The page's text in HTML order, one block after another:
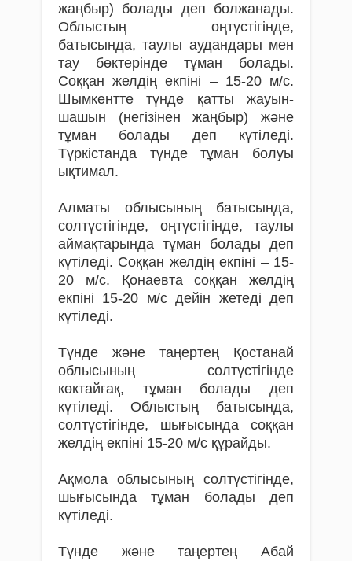
жаңбыр) болады деп болжанады.
Облыстың оңтүстігінде,
батысында, таулы аудандары мен
тау бөктерінде тұман болады.
Соққан желдің екпіні – 15-20 м/с.
Шымкентте түнде қатты жауын-
шашын (негізінен жаңбыр) және
тұман болады деп күтіледі.
Түркістанда түнде тұман болуы
ықтимал.
Алматы облысының батысында,
солтүстігінде, оңтүстігінде, таулы
аймақтарында тұман болады деп
күтіледі. Соққан желдің екпіні – 15-
20 м/с. Қонаевта соққан желдің
екпіні 15-20 м/с дейін жетеді деп
күтіледі.
Түнде және таңертең Қостанай
облысының солтүстігінде
көктайғақ, тұман болады деп
күтіледі. Облыстың батысында,
солтүстігінде, шығысында соққан
желдің екпіні 15-20 м/с құрайды.
Ақмола облысының солтүстігінде,
шығысында тұман болады деп
күтіледі.
Түнде және таңертең Абай